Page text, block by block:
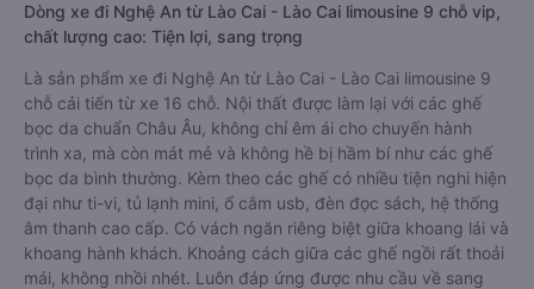
Dòng xe đi Nghệ An từ Lào Cai - Lào Cai limousine 9 chỗ vip,
chất lượng cao: Tiện lợi, sang trọng
Là sản phẩm xe đi Nghệ An từ Lào Cai - Lào Cai limousine 9
chỗ cải tiến từ xe 16 chỗ. Nội thất được làm lại với các ghế
bọc da chuẩn Châu Âu, không chỉ êm ái cho chuyến hành
trình xa, mà còn mát mẻ và không hề bị hầm bí như các ghế
bọc da bình thường. Kèm theo các ghế có nhiều tiện nghi hiện
đại như ti-vi, tủ lạnh mini, ổ cắm usb, đèn đọc sách, hệ thống
âm thanh cao cấp. Có vách ngăn riêng biệt giữa khoang lái và
khoang hành khách. Khoảng cách giữa các ghế ngồi rất thoải
mái, không nhồi nhét. Luôn đáp ứng được nhu cầu về sang